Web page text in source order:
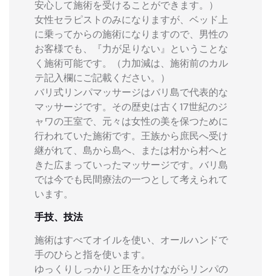
安心して施術を受けることができます。）
女性セラピストのみになりますが、ベッド上
に乗ってからの施術になりますので、男性の
お客様でも、『力が足りない』ということな
く施術可能です。（力加減は、施術前のカル
テ記入欄にご記載ください。）
バリ式リンパマッサージはバリ島で代表的な
マッサージです。その歴史は古く17世紀のジ
ャワの王室で、元々は女性の美を保つために
行われていた施術です。王族から庶民へ受け
継がれて、島から島へ、または村から村へと
きた広まっていったマッサージです。バリ島
では今でも民間療法の一つとして考えられて
います。
手技、技法
施術はすべてオイルを使い、オールハンドで
手のひらと指を使います。
ゆっくりしっかりと圧をかけながらリンパの